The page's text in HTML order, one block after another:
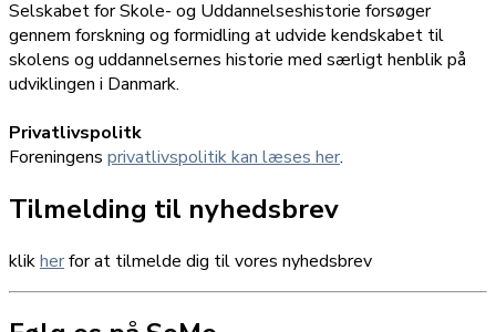
Selskabet for Skole- og Uddannelseshistorie forsøger
gennem forskning og formidling at udvide kendskabet til
skolens og uddannelsernes historie med særligt henblik på
udviklingen i Danmark.
Privatlivspolitk
Foreningens privatlivspolitik kan læses her.
Tilmelding til nyhedsbrev
klikherfor at tilmelde dig til vores nyhedsbrev